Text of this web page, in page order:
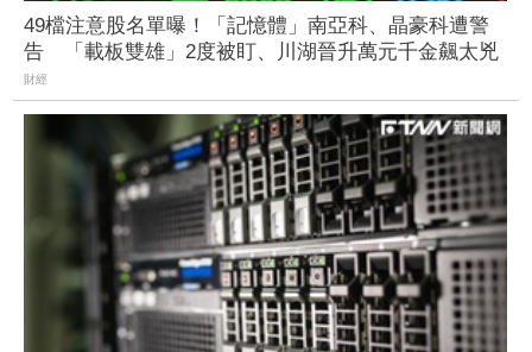
49檔注意股名單曝！「記憶體」南亞科、晶豪科遭警
告 「載板雙雄」2度被盯、川湖晉升萬元千金飆太兇
財經